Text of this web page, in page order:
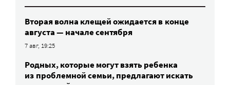
Вторая волна клещей ожидается в конце
августа — начале сентября
7 авг, 19:25
Родных, которые могут взять ребенка
из проблемной семьи, предлагают искать